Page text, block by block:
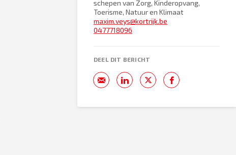
schepen van Zorg, Kinderopvang,
Toerisme, Natuur en Klimaat
maxim.veys@kortrijk.be
0477718096
DEEL DIT BERICHT